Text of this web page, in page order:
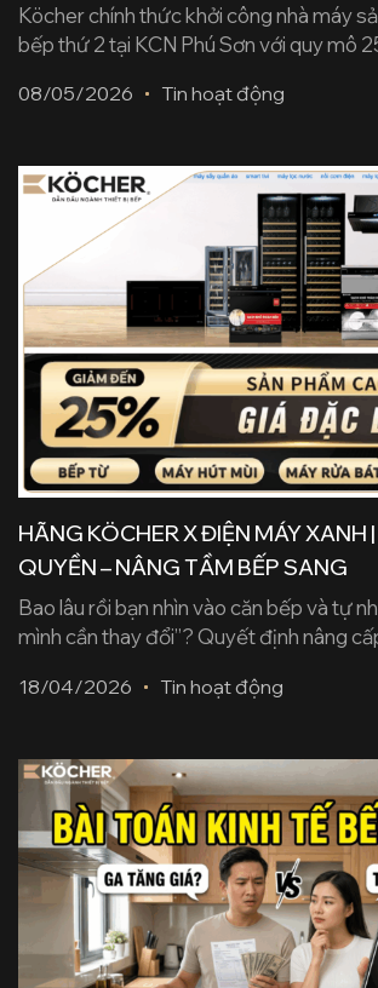
Köcher chính thức khởi công nhà máy
bếp thứ 2 tại KCN Phú Sơn với quy mô
hướng tới đáp ứng tiêu chuẩn quốc tế và
08/05/2026 Tin hoạt động
HÃNG KÖCHER X ĐIỆN MÁY XANH
QUYỀN – NÂNG TẦM BẾP SANG
Bao lâu rồi bạn nhìn vào căn bếp và tự
mình cần thay đổi”? Quyết định nâng
sức khỏe, cảm hứng nấu nướng và sự
18/04/2026 Tin hoạt động